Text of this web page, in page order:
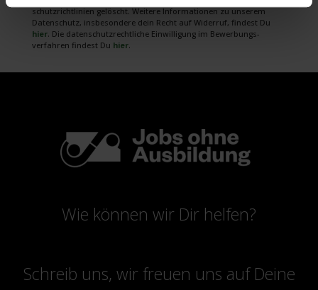
schutz­richt­linien gelöscht. Weitere Infor­mationen zu unserem
Daten­schutz, insbe­sondere dein Recht auf Wider­ruf, findest Du
hier. Die daten­schutz­rechtliche Ein­willigung im Bewerbungs­
verfahren findest Du hier.
Wie können wir Dir helfen?
Schreib uns, wir freuen uns auf Deine